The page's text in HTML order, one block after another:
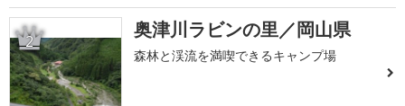
2 奥津川ラビンの里／岡山県
森林と渓流を満喫できるキャンプ場